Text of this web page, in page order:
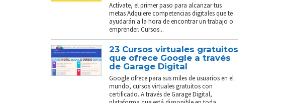
Actívate, el primer paso para alcanzar tus
metas Adquiere competencias digitales que te
ayudarán a la hora de encontrar un trabajo o
emprender. Cursos...
23 Cursos virtuales gratuitos
que ofrece Google a través
de Garage Digital
Google ofrece para sus miles de usuarios en el
mundo, cursos virtuales gratuitos con
certificado. A través de Garage Digital,